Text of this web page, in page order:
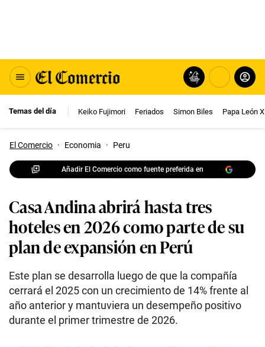
Temas del día Keiko Fujimori Feriados Simon Biles Papa León
El Comercio · Economia · Peru
Añadir El Comercio como fuente preferida en
Casa Andina abrirá hasta tres
hoteles en 2026 como parte de su
plan de expansión en Perú
Este plan se desarrolla luego de que la compañía
cerrará el 2025 con un crecimiento de 14% frente al
año anterior y mantuviera un desempeño positivo
durante el primer trimestre de 2026.